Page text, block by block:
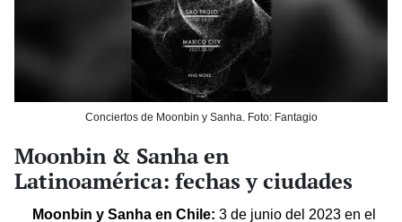
Conciertos de Moonbin y Sanha. Foto: Fantagio
Moonbin & Sanha en
Latinoamérica: fechas y ciudades
Moonbin y Sanha en Chile: 3 de junio del 2023 en el